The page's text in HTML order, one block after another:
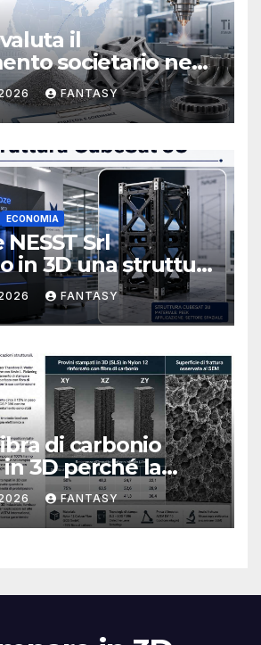
il
societario negli
e rafforza il board,
Michael J.
non esecutivo
FANTASY
ECONOMIA
Srl
in 3D una struttura
in Carbon PEEK
FANTASY
di carbonio
3D perché la
agli urti dipende
FANTASY